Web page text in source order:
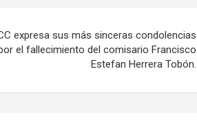
expresa sus más sinceras condolencias
el fallecimiento del comisario Francisco
Estefan Herrera Tobón.